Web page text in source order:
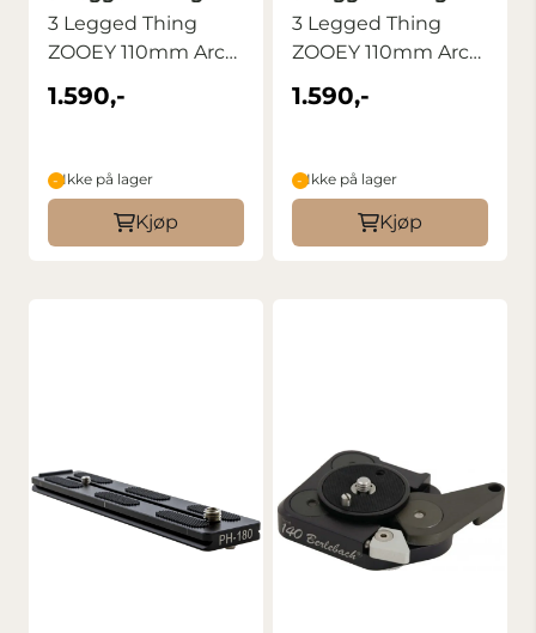
3 Legged Thing
ZOOEY 110mm Arca
L-Bracket Black ...
1.590,-
Ikke på lager
Kjøp
3 Legged Thing
ZOOEY 110mm Arca
L-Bracket Copper ...
1.590,-
Ikke på lager
Kjøp